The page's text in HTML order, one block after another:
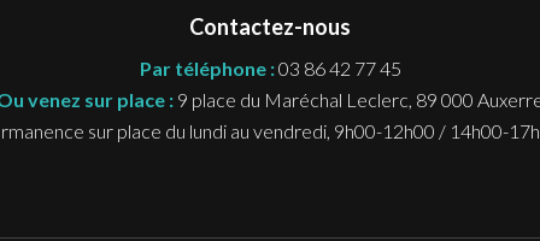
Contactez-nous
Par téléphone :03 86 42 77 45
venez sur place : 9 place du Maréchal Leclerc, 89 000
sur place du lundi au vendredi, 9h00-12h00 / 14h00-